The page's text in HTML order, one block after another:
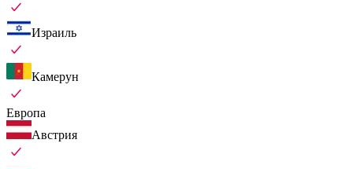
Израиль
Камерун
Европа
Австрия